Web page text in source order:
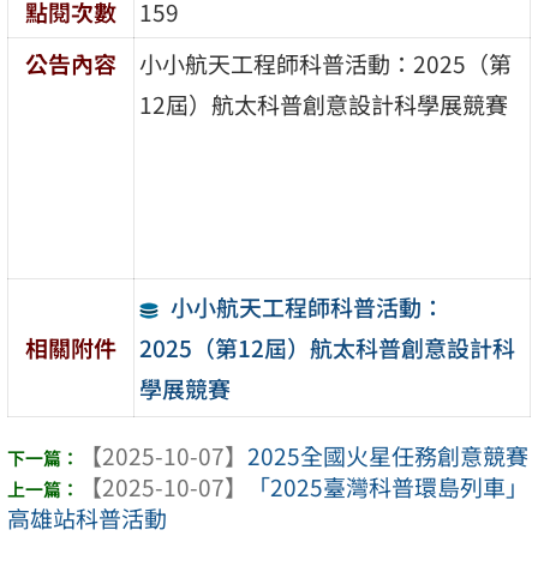
點閱次數
159
公告內容
小小航天工程師科普活動：2025（第
12屆）航太科普創意設計科學展競賽
相關附件
小小航天工程師科普活動：
2025（第12屆）航太科普創意設計科
學展競賽
【2025-10-07】 2025全國火星任務創意競賽
【2025-10-07】
「2025臺灣科普環島列車」
高雄站科普活動